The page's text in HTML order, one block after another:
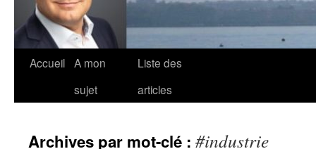
Accueil A mon
sujet
Liste des
articles
Archives par mot-clé : #industrie